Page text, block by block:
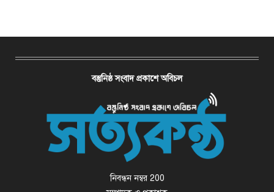
বস্তুনিষ্ঠ সংবাদ প্রকাশে অবিচল
নিবন্ধন নম্বর 200